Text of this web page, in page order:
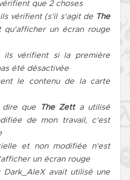
que 2 choses
vérifient (s'il s'agit deThe
un écran rouge
ils vérifient si la première
été désactivée
le contenu de la carte
dire que
The Zetta utilisé
de mon travail, c'est
et non modifiée n'est
un écran rouge
Dark_AleXavait utilisé une